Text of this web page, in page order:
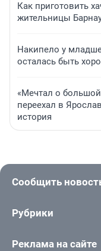
Как приготовить
жительницы
Накипело у
осталась быть
«Мечтал о
переехал в
история
Сообщить
Рубрики
Реклама на сайте